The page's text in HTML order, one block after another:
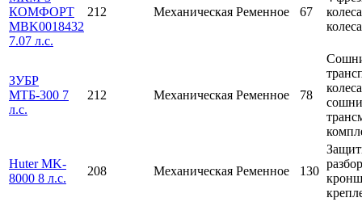
КОМФОРТ
MBK0018432
7.07 л.с.
212 Механическая Ременное 67
ЗУБР
МТБ-300 7
л.с.
212 Механическая Ременное 78
Huter MK-
8000 8 л.с.
208 Механическая Ременное 130